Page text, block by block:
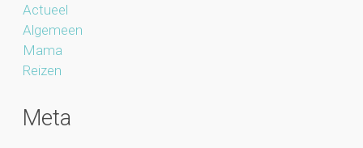
Actueel
Algemeen
Mama
Reizen
Meta